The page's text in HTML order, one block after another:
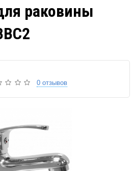
раковины
0 отзывов